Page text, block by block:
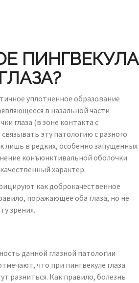
ПИНГВЕКУЛА
ГЛАЗА?
уплотненное образование
в назальной части
глаза (в зоне контакта с
эту патологию с разного
лишь в редких, особенно запущенных
конъюнктивальной оболочки
характер.
как доброкачественное
поражающее оба глаза, но не
зрения.
данной глазной патологии
что при пингвекуле глаза
разниться. Как правило, болезнь